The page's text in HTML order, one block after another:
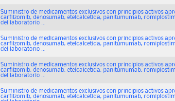
Suministro de medicamentos exclusivos con principios activos
carfilzomib, denosumab, etelcalcetida, panitumumab,
del laboratorio ...
Suministro de medicamentos exclusivos con principios activos
carfilzomib, denosumab, etelcalcetida, panitumumab,
del laboratorio ...
Suministro de medicamentos exclusivos con principios activos
carfilzomib, denosumab, etelcalcetida, panitumumab,
del laboratorio ...
Suministro de medicamentos exclusivos con principios activos
carfilzomib, denosumab, etelcalcetida, panitumumab,